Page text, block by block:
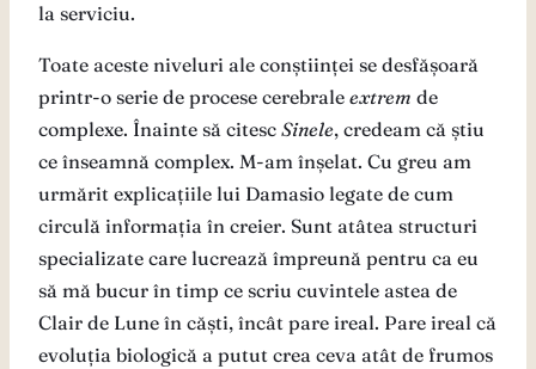
la serviciu.
Toate aceste niveluri ale conștiinței se desfășoară
printr-o serie de procese cerebrale extrem de
complexe. Înainte să citesc Sinele, credeam că știu
ce înseamnă complex. M-am înșelat. Cu greu am
urmărit explicațiile lui Damasio legate de cum
circulă informația în creier. Sunt atâtea structuri
specializate care lucrează împreună pentru ca eu
să mă bucur în timp ce scriu cuvintele astea de
Clair de Lune în căști, încât pare ireal. Pare ireal că
evoluția biologică a putut crea ceva atât de frumos